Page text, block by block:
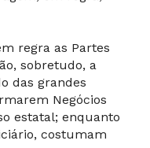
regra as Partes
sobretudo, a
das grandes
Negócios
estatal; enquanto
costumam